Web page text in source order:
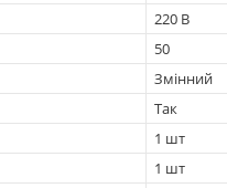
220 В
50
Змінний
Так
1 шт
1 шт